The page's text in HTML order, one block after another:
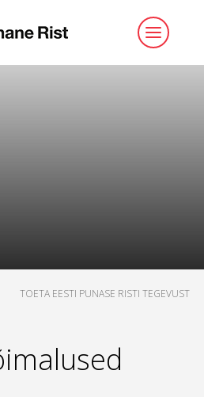
TOETA EESTI PUNASE RISTI TEGEVUST